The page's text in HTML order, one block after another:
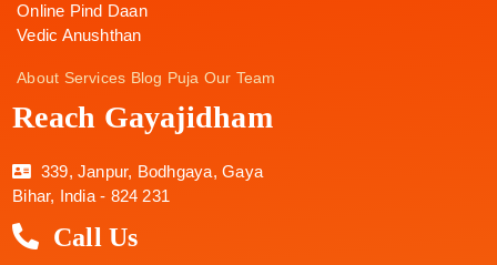
Online Pind Daan
Vedic Anushthan
About Services Blog Puja Our Team
Reach Gayajidham
339, Janpur, Bodhgaya, Gaya
Bihar, India - 824 231
Call Us